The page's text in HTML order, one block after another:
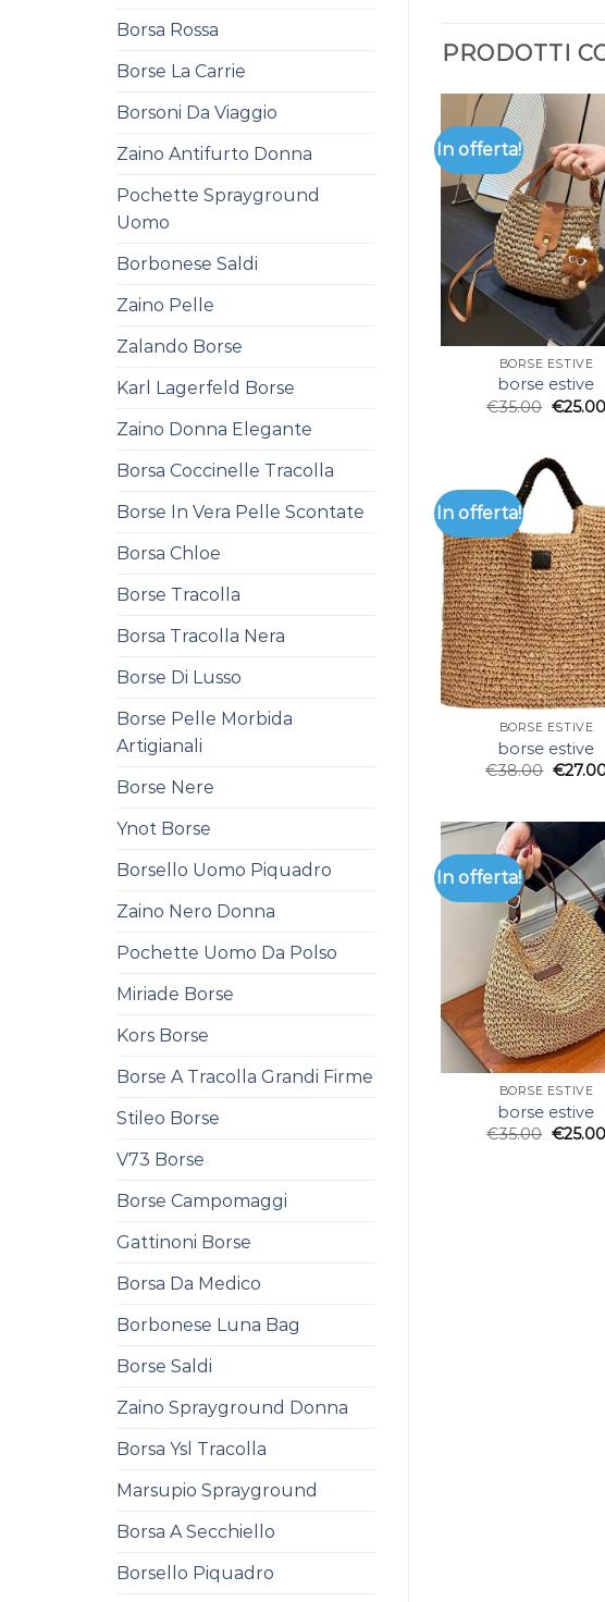
Borsa Rossa
Borse La Carrie
Borsoni Da Viaggio
Zaino Antifurto Donna
Pochette Sprayground
Uomo
Borbonese Saldi
Zaino Pelle
Zalando Borse
Karl Lagerfeld Borse
Zaino Donna Elegante
Borsa Coccinelle Tracolla
Borse In Vera Pelle Scontate
Borsa Chloe
Borse Tracolla
Borsa Tracolla Nera
Borse Di Lusso
Borse Pelle Morbida
Artigianali
Borse Nere
Ynot Borse
Borsello Uomo Piquadro
Zaino Nero Donna
Pochette Uomo Da Polso
Miriade Borse
Kors Borse
Borse A Tracolla Grandi Firme
Stileo Borse
V73 Borse
Borse Campomaggi
Gattinoni Borse
Borsa Da Medico
Borbonese Luna Bag
Borse Saldi
Zaino Sprayground Donna
Borsa Ysl Tracolla
Marsupio Sprayground
Borsa A Secchiello
Borsello Piquadro
PRODOTTI
In offerta!
BORSE ESTIVE
borse estive
€35.00 €25.00
In offerta!
BORSE ESTIVE
borse estive
€38.00 €
In offerta!
BORSE ESTIVE
borse estive
€35.00 €25.00